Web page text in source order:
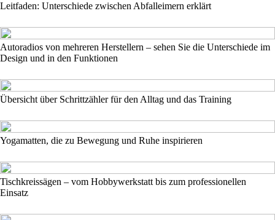
Leitfaden: Unterschiede zwischen Abfalleimern erklärt
Autoradios von mehreren Herstellern – sehen Sie die Unterschiede im
Design und in den Funktionen
Übersicht über Schrittzähler für den Alltag und das Training
Yogamatten, die zu Bewegung und Ruhe inspirieren
Tischkreissägen – vom Hobbywerkstatt bis zum professionellen
Einsatz